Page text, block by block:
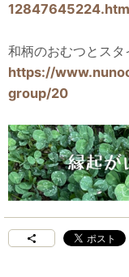
和柄のおむつとスタ
https://
group/20